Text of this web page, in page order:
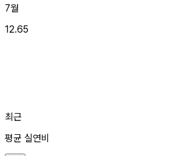
7월
12.65
최근
평균 실연비